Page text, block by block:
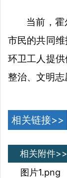
当前，
市民的共同维
环卫工人提
整治、文明
相关链接>>
相关附件>>
图片1.png